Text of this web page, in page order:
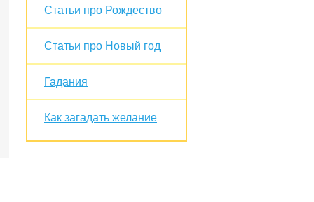
Статьи про Рождество
Статьи про Новый год
Гадания
Как загадать желание